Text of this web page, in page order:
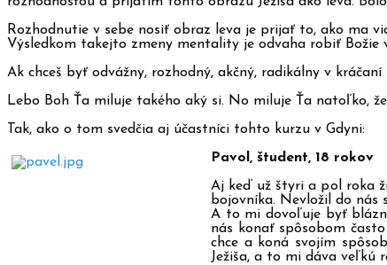
Rozhodnutie v sebe nosiť obraz leva je prijať to, ako ma
Výsledkom takejto zmeny mentality je odvaha robiť Božie
Ak chceš byť odvážny, rozhodný, akčný, radikálny v
Lebo Boh Ťa miluje takého aký si. No miluje Ťa natoľko,
Tak, ako o tom svedčia aj účastníci tohto kurzu v Gdyni:
Pavol, študent, 18 rokov
Aj keď už štyri a pol roka
bojovníka. Nevložil do nás
A to mi dovoľuje byť
nás konať spôsobom
chce a koná svojím
Ježiša, a to mi dáva veľkú